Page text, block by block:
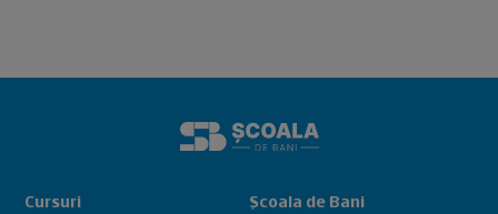
Cursuri Școala de Bani